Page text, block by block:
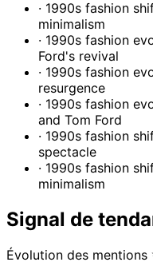
· 1990s fashion
minimalism
· 1990s fashion
Ford's revival
· 1990s fashion
resurgence
· 1990s fashion
and Tom Ford
· 1990s fashion
spectacle
· 1990s fashion
minimalism
Signal de
Évolution des mentions